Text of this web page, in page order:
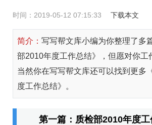
时间：2019-05-12 07:15:33 下载本文
简介： 写写帮文库小编为你整理了多
部2010年度工作总结》，但愿对你工
当然你在写写帮文库还可以找到更多
度工作总结》。
第一篇：质检部2010年度